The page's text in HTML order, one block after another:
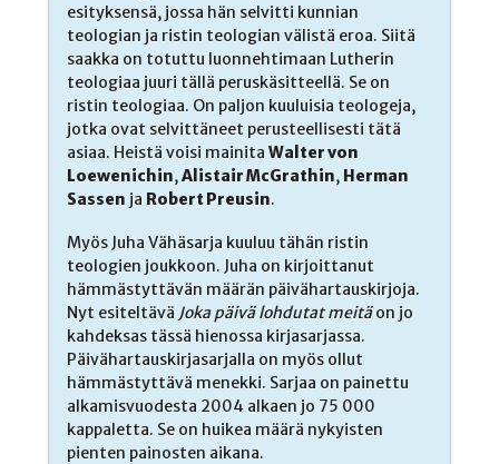
esityksensä, jossa hän selvitti kunnian
teologian ja ristin teologian välistä eroa. Siitä
saakka on totuttu luonnehtimaan Lutherin
teologiaa juuri tällä peruskäsitteellä. Se on
ristin teologiaa. On paljon kuuluisia teologeja,
jotka ovat selvittäneet perusteellisesti tätä
asiaa. Heistä voisi mainita Walter von
Loewenichin, Alistair McGrathin, Herman
Sassen ja Robert Preusin.
Myös Juha Vähäsarja kuuluu tähän ristin
teologien joukkoon. Juha on kirjoittanut
hämmästyttävän määrän päivähartauskirjoja.
Nyt esiteltävä Joka päivä lohdutat meitäon jo
kahdeksas tässä hienossa kirjasarjassa.
Päivähartauskirjasarjalla on myös ollut
hämmästyttävä menekki. Sarjaa on painettu
alkamisvuodesta 2004 alkaen jo 75 000
kappaletta. Se on huikea määrä nykyisten
pienten painosten aikana.